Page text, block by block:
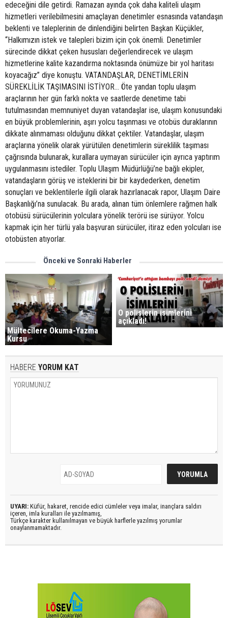
edeceğini dile getirdi. Ramazan ayında çok daha kaliteli ulaşım
hizmetleri verilebilmesini amaçlayan denetimler esnasında vatandaşın
beklenti ve taleplerinin de dinlendiğini belirten Başkan Küçükler,
“Halkımızın istek ve talepleri bizim için çok önemli. Denetimler
sürecinde dikkat çeken hususları değerlendirecek ve ulaşım
hizmetlerine kalite kazandırma noktasında önümüze bir yol haritası
koyacağız” diye konuştu. VATANDAŞLAR, DENETİMLERİN
SÜREKLİLİK TAŞIMASINI İSTİYOR… Öte yandan toplu ulaşım
araçlarının her gün farklı nokta ve saatlerde denetime tabi
tutulmasından memnuniyet duyan vatandaşlar ise, ulaşım konusundaki
en büyük problemlerinin, aşırı yolcu taşınması ve otobüs duraklarının
dikkate alınmaması olduğunu dikkat çektiler. Vatandaşlar, ulaşım
araçlarına yönelik olarak yürütülen denetimlerin süreklilik taşıması
çağrısında bulunarak, kurallara uymayan sürücüler için ayrıca yaptırım
uygulanmasını istediler. Toplu Ulaşım Müdürlüğü’ne bağlı ekipler,
vatandaşların görüş ve isteklerini bir bir kaydederken, denetim
sonuçları ve beklentilerle ilgili olarak hazırlanacak rapor, Ulaşım Daire
Başkanlığı’na sunulacak. Bu arada, alınan tüm önlemlere rağmen halk
otobüsü sürücülerinin yolculara yönelik terörü ise sürüyor. Yolcu
kapmak için her türlü yala başvuran sürücüler, itiraz eden yolcuları ise
otobüsten atıyorlar.
Önceki ve Sonraki Haberler
Mültecilere Okuma-Yazma
Kursu
O polislerin isimlerini
açıkladı!
HABERE YORUM KAT
UYARI: Küfür, hakaret, rencide edici cümleler veya imalar, inançlara saldırı
içeren, imla kuralları ile yazılmamış,
Türkçe karakter kullanılmayan ve büyük harflerle yazılmış yorumlar
onaylanmamaktadır.